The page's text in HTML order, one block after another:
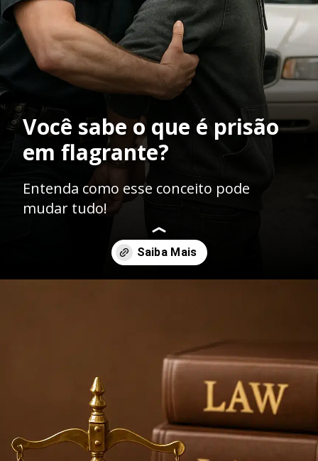
Você sabe o que é prisão
em flagrante?
Entenda como esse conceito pode
mudar tudo!